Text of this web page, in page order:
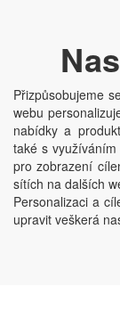
Copyright ©
Penepex s.r.o., Za
CZ03220923; zápis
Přizpůsobujeme
webu
nabídky a
také s
pro zobrazení
sítích na dalších
Personalizaci a
upravit veškerá